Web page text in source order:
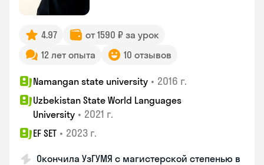
4.97
от 1590 ₽ за урок
12 лет опыта
10 отзывов
Namangan state university • 2016 г.
Uzbekistan State World Languages
University • 2021 г.
EF SET • 2023 г.
Окончила УзГУМЯ с магистерской степенью в